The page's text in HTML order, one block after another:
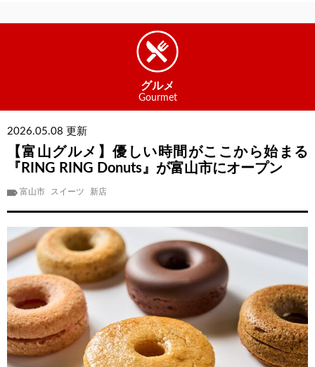
グルメ
Gourmet
2026.05.08 更新
【富山グルメ】優しい時間がここから始まる
『RING RING Donuts』が富山市にオープン
富山市 スイーツ 新店